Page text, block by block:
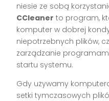
niesie ze sobą
CCleaner to program,
komputer w dobrej
niepotrzebnych plików,
zarządzanie
startu systemu.
Gdy używamy
setki tymczasowych